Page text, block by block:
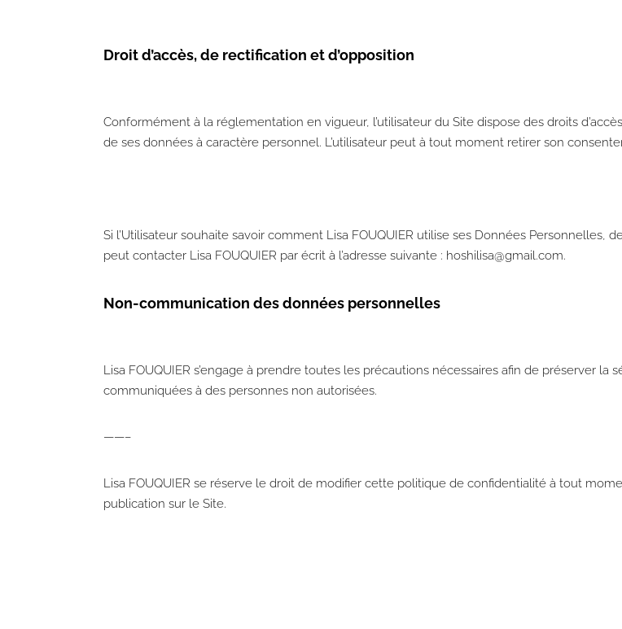
​Droit d’accès, de rectification et d’opposition
Conformément à la réglementation en vigueur, l’utilisateur du Site dispose des droits
de ses données à caractère personnel. L’utilisateur peut à tout moment retirer son
Si l’Utilisateur souhaite savoir comment Lisa FOUQUIER utilise ses Données Personnelles,
peut contacter Lisa FOUQUIER par écrit à l’adresse suivante : hoshilisa@gmail.com.
Non-communication des données personnelles
Lisa FOUQUIER s’engage à prendre toutes les précautions nécessaires afin de préserver
communiquées à des personnes non autorisées.
​——–
Lisa FOUQUIER se réserve le droit de modifier cette politique de confidentialité à tout
publication sur le Site.